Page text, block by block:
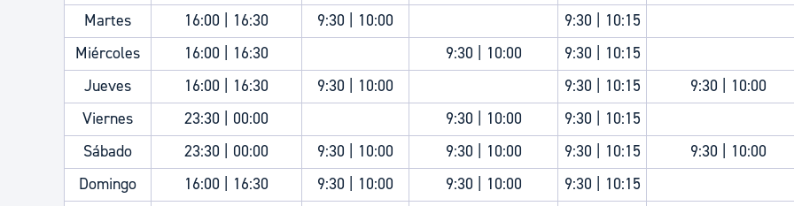
Martes
16:00 | 16:30 9:30 | 10:00
9:30 | 10:15
Miércoles
16:00 | 16:30 9:30 | 10:00
9:30 | 10:15
Jueves
16:00 | 16:30 9:30 | 10:00 9:30 | 10:15
9:30 | 10:00
Viernes
23:30 | 00:00 9:30 | 10:00
9:30 | 10:15
Sábado
23:30 | 00:00 9:30 | 10:00 9:30 | 10:00 9:30 | 10:15
9:30 | 10:00
Domingo
16:00 | 16:30 9:30 | 10:00 9:30 | 10:00
9:30 | 10:15